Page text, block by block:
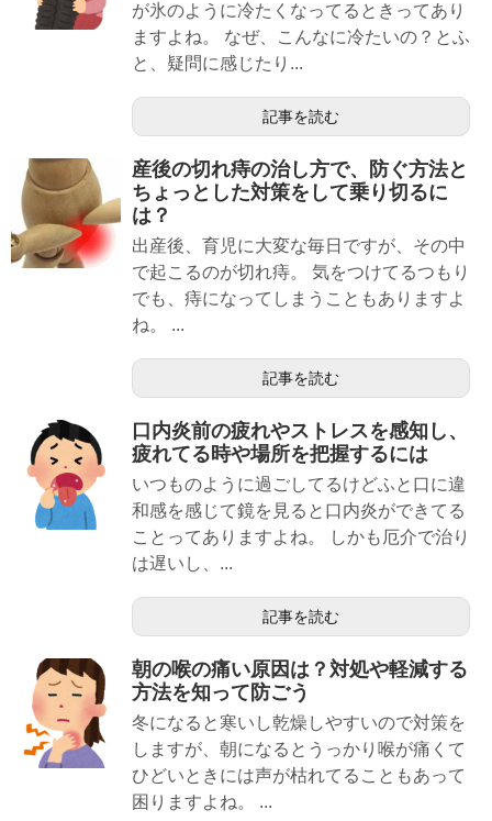
が氷のように冷たくなってるときってあり
ますよね。 なぜ、こんなに冷たいの？とふ
と、疑問に感じたり...
記事を読む
産後の切れ痔の治し方で、防ぐ方法と
ちょっとした対策をして乗り切るに
は？
出産後、育児に大変な毎日ですが、その中
で起こるのが切れ痔。 気をつけてるつもり
でも、痔になってしまうこともありますよ
ね。 ...
記事を読む
口内炎前の疲れやストレスを感知し、
疲れてる時や場所を把握するには
いつものように過ごしてるけどふと口に違
和感を感じて鏡を見ると口内炎ができてる
ことってありますよね。 しかも厄介で治り
は遅いし、...
記事を読む
朝の喉の痛い原因は？対処や軽減する
方法を知って防ごう
冬になると寒いし乾燥しやすいので対策を
しますが、朝になるとうっかり喉が痛くて
ひどいときには声が枯れてることもあって
困りますよね。 ...